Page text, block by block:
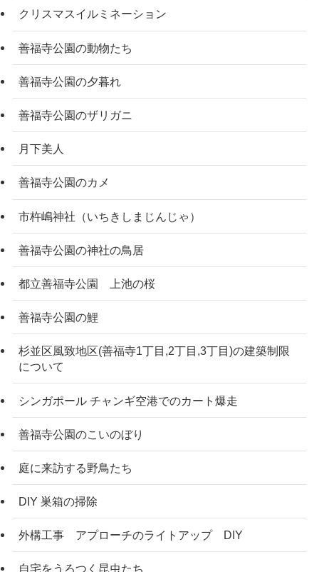
クリスマスイルミネーション
善福寺公園の動物たち
善福寺公園の夕暮れ
善福寺公園のザリガニ
月下美人
善福寺公園のカメ
市杵嶋神社（いちきしまじんじゃ）
善福寺公園の神社の鳥居
都立善福寺公園 上池の桜
善福寺公園の鯉
杉並区風致地区(善福寺1丁目,2丁目,3丁目)の建築制限
について
シンガポール チャンギ空港でのカート爆走
善福寺公園のこいのぼり
庭に来訪する野鳥たち
DIY 巣箱の掃除
外構工事 アプローチのライトアップ DIY
自宅をうろつく昆虫たち